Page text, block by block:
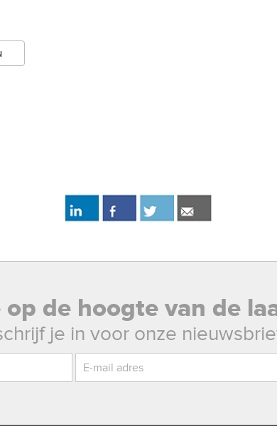
de hoogte van de
je in voor onze